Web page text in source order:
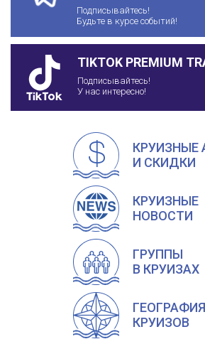
Подписывайтесь!
Будьте в курсе событий!
TIKTOK PREMIUM
Подписывайтесь!
У нас интересно!
КРУИЗНЫЕ
И СКИДКИ
КРУИЗНЫЕ
НОВОСТИ
ГРУППЫ
В КРУИЗАХ
ГЕОГРАФИЯ
КРУИЗОВ